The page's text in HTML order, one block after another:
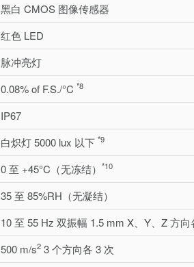
黑白 CMOS 图像传感器
红色 LED
脉冲亮灯
0.08% of F.S./°C *8
IP67
白炽灯 5000 lux 以下 *9
0 至 +45°C（无冻结） *10
35 至 85%RH（无凝结）
10 至 55 Hz 双振幅 1.5 mm X、Y、Z 方
500 m/s2 3 个方向各 3 次